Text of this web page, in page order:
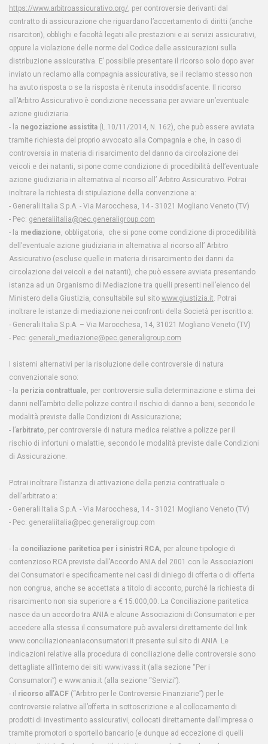
https://www.arbitroassicurativo.org/, per controversie derivanti dal
contratto di assicurazione che riguardano l’accertamento di diritti (anche
risarcitori), obblighi e facoltà legati alle prestazioni e ai servizi assicurativi,
oppure la violazione delle norme del Codice delle assicurazioni sulla
distribuzione assicurativa. E’ possibile presentare il ricorso solo dopo aver
inviato un reclamo alla compagnia assicurativa, se il reclamo stesso non
ha avuto risposta o se la risposta è ritenuta insoddisfacente. Il ricorso
all’Arbitro Assicurativo è condizione necessaria per avviare un’eventuale
azione giudiziaria.
- la negoziazione assistita (L.10/11/2014, N. 162), che può essere avviata
tramite richiesta del proprio avvocato alla Compagnia e che, in caso di
controversia in materia di risarcimento del danno da circolazione dei
veicoli e dei natanti, si pone come condizione di procedibilità dell’eventuale
azione giudiziaria in alternativa al ricorso all’ Arbitro Assicurativo. Potrai
inoltrare la richiesta di stipulazione della convenzione a:
- Generali Italia S.p.A. - Via Marocchesa, 14 - 31021 Mogliano Veneto (TV)
- Pec: generaliitalia@pec.generaligroup.com
- la mediazione, obbligatoria, che si pone come condizione di procedibilità
dell’eventuale azione giudiziaria in alternativa al ricorso all’ Arbitro
Assicurativo (escluse quelle in materia di risarcimento dei danni da
circolazione dei veicoli e dei natanti), che può essere avviata presentando
istanza ad un Organismo di Mediazione tra quelli presenti nell’elenco del
Ministero della Giustizia, consultabile sul sito www.giustizia.it. Potrai
inoltrare le istanze di mediazione nei confronti della Società per iscritto a:
- Generali Italia S.p.A. – Via Marocchesa, 14, 31021 Mogliano Veneto (TV)
- Pec: generali_mediazione@pec.generaligroup.com
I sistemi alternativi per la risoluzione delle controversie di natura
convenzionale sono:
- la perizia contrattuale, per controversie sulla determinazione e stima dei
danni nell’ambito delle polizze contro il rischio di danno a beni, secondo le
modalità previste dalle Condizioni di Assicurazione;
- l’arbitrato, per controversie di natura medica relative a polizze per il
rischio di infortuni o malattie, secondo le modalità previste dalle Condizioni
di Assicurazione.
Potrai inoltrare l’istanza di attivazione della perizia contrattuale o
dell’arbitrato a:
- Generali Italia S.p.A. - Via Marocchesa, 14 - 31021 Mogliano Veneto (TV)
- Pec: generaliitalia@pec.generaligroup.com
- la conciliazione paritetica per i sinistri RCA, per alcune tipologie di
contenzioso RCA previste dall’Accordo ANIA del 2001 con le Associazioni
dei Consumatori e specificamente nei casi di diniego di offerta o di offerta
non congrua, anche se accettata a titolo di acconto, purché la richiesta di
risarcimento non sia superiore a € 15.000,00. La Conciliazione paritetica
nasce da un accordo tra ANIA e alcune Associazioni di Consumatori e per
accedere alla stessa il consumatore può avvalersi direttamente del link
www.conciliazioneaniaconsumatori.it presente sul sito di ANIA. Le
indicazioni relative alla procedura di conciliazione delle controversie sono
dettagliate all’interno dei siti www.ivass.it (alla sezione “Per i
Consumatori”) e www.ania.it (alla sezione “Servizi”).
- il ricorso all’ACF (“Arbitro per le Controversie Finanziarie”) per le
controversie relative all’offerta in sottoscrizione e al collocamento di
prodotti di investimento assicurativi, collocati direttamente dall’impresa o
tramite promotori o sportello bancario (e dunque ad eccezione di quelli